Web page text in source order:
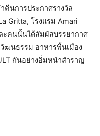
นการประกาศรางวัล
Gritta, โรงแรม Amari
ะคนนั้นได้สัมผัสบรรยากาศ
ฒนธรรม อาหารพื้นเมือง
กันอย่างอิ่มหนำสำราญ